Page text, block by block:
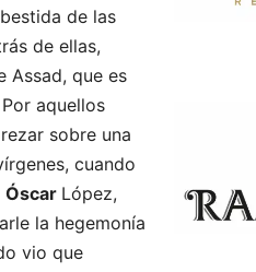
de las
de ellas,
Assad, que es
Por aquellos
sobre una
cuando
Óscar López,
la hegemonía
vio que